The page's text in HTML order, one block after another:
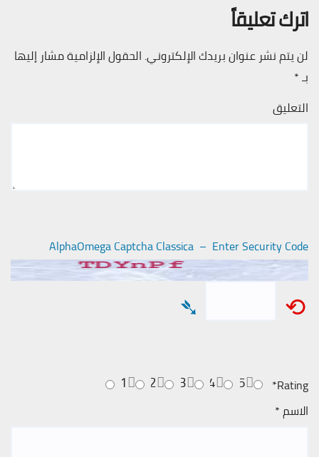
اترك تعليقاً
لن يتم نشر عنوان بريدك الإلكتروني. الحقول الإلزامية مشار إليها
بـ*
التعليق
AlphaOmega Captcha Classica – Enter Security Code
⟲
➴
Rating
*
5
4
3
2
1
الاسم*